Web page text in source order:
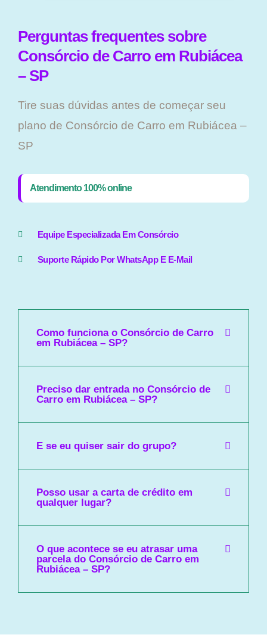
Perguntas frequentes sobre
Consórcio de Carro em Rubiácea
– SP
Tire suas dúvidas antes de começar seu
plano ​de Consórcio de Carro em Rubiácea –
SP
Atendimento 100% online
Equipe Especializada Em Consórcio
Suporte Rápido Por WhatsApp E E-Mail
Como funciona o Consórcio de Carro
em Rubiácea – SP?
Preciso dar entrada no Consórcio de
Carro em Rubiácea – SP?
E se eu quiser sair do grupo?
Posso usar a carta de crédito em
qualquer lugar?
O que acontece se eu atrasar uma
parcela do Consórcio de Carro em
Rubiácea – SP?